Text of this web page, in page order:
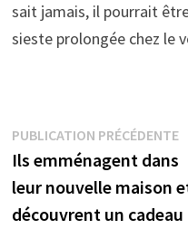
sait jamais, il pourrait
sieste prolongée chez le
Navigation
de
l’article
PUBLICATION PRÉCÉDENTE
Ils emménagent dans
leur nouvelle maison
découvrent un cadeau